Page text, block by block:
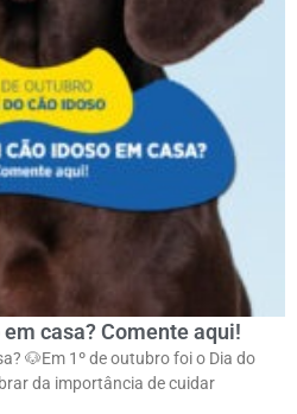
casa? Comente aqui!
🐶ㅤEm 1º de outubro foi o Dia do
da importância de cuidar